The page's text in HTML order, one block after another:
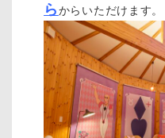
らからいただけます。